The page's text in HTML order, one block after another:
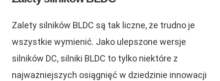
Zalety silników BLDC są tak liczne, że trudno je
wszystkie wymienić. Jako ulepszone wersje
silników DC, silniki BLDC to tylko niektóre z
najważniejszych osiągnięć w dziedzinie innowacji